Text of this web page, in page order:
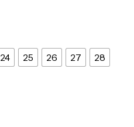
24 25 26 27
28